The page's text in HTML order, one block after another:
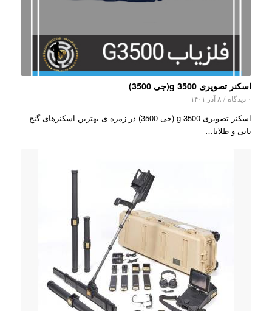
اسکنر تصویری g 3500(جی 3500)
۰ دیدگاه / ۸ آذر ۱۴۰۱
اسکنر تصویری g 3500 (جی 3500) در زمره ی بهترین اسکنرهای گنج
یابی و طلایا…